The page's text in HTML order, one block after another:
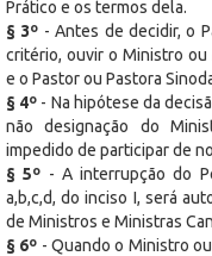
Prático e os termos dela.
§ 3º - Antes de decidir, o
critério, ouvir o Ministro
e o Pastor ou Pastora
§ 4º - Na hipótese da
não designação do
impedido de participar de
§ 5º - A interrupção do
a,b,c,d, do inciso I, será
de Ministros e Ministras
§ 6º - Quando o Ministro